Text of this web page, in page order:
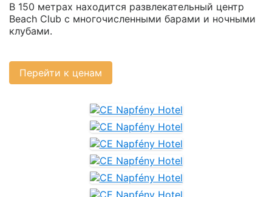
В 150 метрах находится развлекательный центр
Beach Club с многочисленными барами и ночными
клубами.
Перейти к ценам